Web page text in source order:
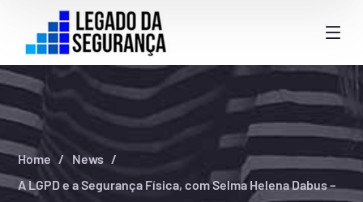
Home
News
A LGPD e a Segurança Física, com Selma Helena Dabus –